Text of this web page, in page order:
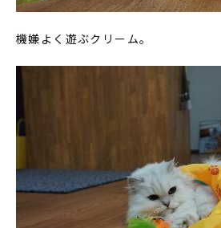
機嫌よく遊ぶクリーム。